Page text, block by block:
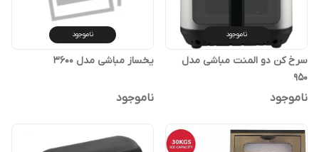
ناموجود
سرخ کن دو المنت مباشی مدل
950
ناموجود
ناموجود
یخساز مباشی مدل 3600
ناموجود